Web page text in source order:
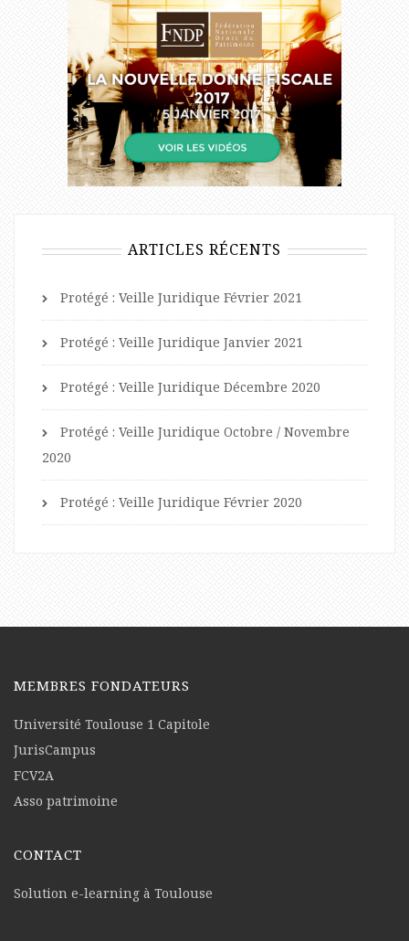
ARTICLES RÉCENTS
Protégé : Veille Juridique Février 2021
Protégé : Veille Juridique Janvier 2021
Protégé : Veille Juridique Décembre 2020
Protégé : Veille Juridique Octobre / Novembre
2020
Protégé : Veille Juridique Février 2020
MEMBRES FONDATEURS
Université Toulouse 1 Capitole
JurisCampus
FCV2A
Asso patrimoine
CONTACT
Solution e-learning à Toulouse